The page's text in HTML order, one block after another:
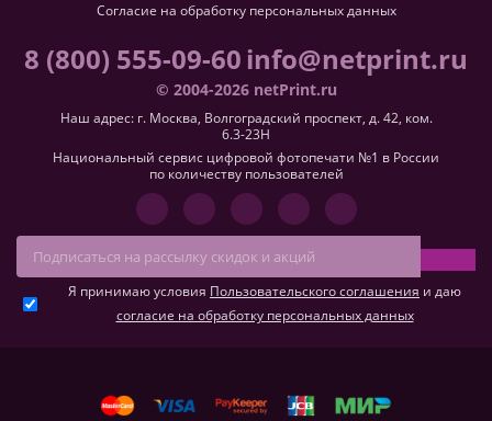
Согласие на обработку персональных данных
8 (800) 555-09-60info@netprint.ru
© 2004-2026 netPrint.ru
Наш адрес: г. Москва, Волгоградский проспект, д. 42, ком.
6.3-23H
Национальный сервис цифровой фотопечати №1 в России
по количеству пользователей
Я принимаю условия Пользовательского соглашения и даю
согласие на обработку персональных данных